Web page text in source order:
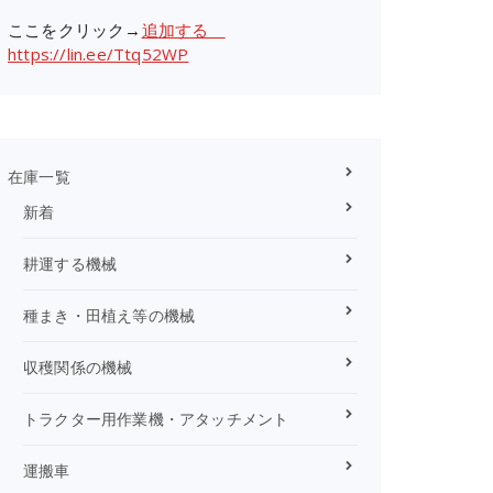
ここをクリック→ 追加する
https://lin.ee/Ttq52WP
在庫一覧
新着
耕運する機械
種まき・田植え等の機械
収穫関係の機械
トラクター用作業機・アタッチメント
運搬車